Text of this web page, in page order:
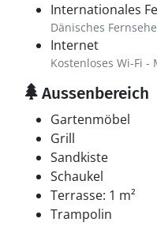
Internationales
Dänisches
Internet
Kostenloses Wi-Fi
Aussenbereich
Gartenmöbel
Grill
Sandkiste
Schaukel
Terrasse: 1 m²
Trampolin